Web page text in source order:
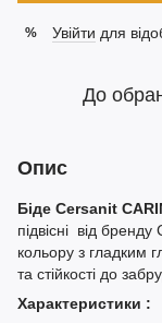
% Увійти для
До
Опис
Біде Cersanit
підвісні від
кольору з гладким
та стійкості до
Характеристики :